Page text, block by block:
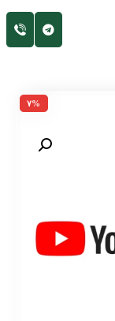
۷%